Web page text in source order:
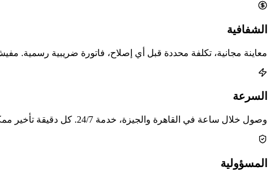
الشفافية
معاينة مجانية، تكلفة محددة قبل أي إصلاح، فاتورة ضريبية رسمية.
السرعة
وصول خلال ساعة في القاهرة والجيزة، خدمة 24/7. كل دقيقة تأخير ممكن تكبّر العطل وتزود التكلفة.
المسؤولية